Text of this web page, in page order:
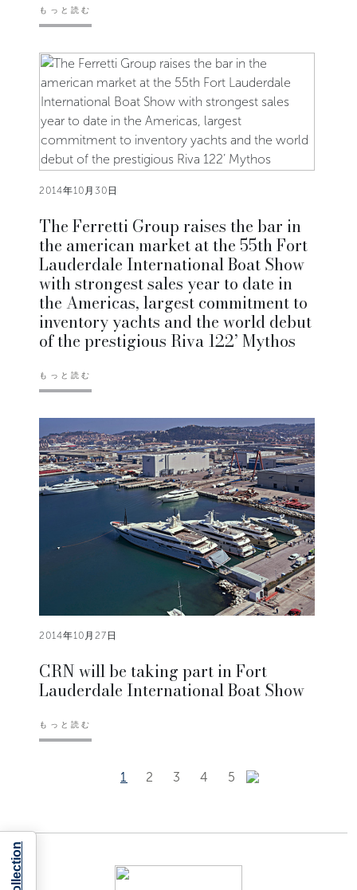
もっと読む
2014年10月30日
The Ferretti Group raises the bar in
the american market at the 55th Fort
Lauderdale International Boat Show
with strongest sales year to date in
the Americas, largest commitment to
inventory yachts and the world debut
of the prestigious Riva 122’ Mythos
もっと読む
2014年10月27日
CRN will be taking part in Fort
Lauderdale International Boat Show
もっと読む
1 2 3 4 5